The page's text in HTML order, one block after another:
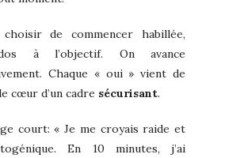
de commencer habillée,
à l’objectif. On avance
Chaque « oui » vient de
cœur d’un cadre sécurisant.
court: « Je me croyais raide et
En 10 minutes, j’ai